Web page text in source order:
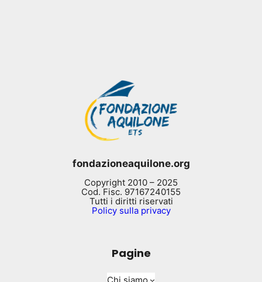
fondazioneaquilone.org
Copyright 2010 – 2025
Cod. Fisc. 97167240155
Tutti i diritti riservati
Policy sulla privacy
Pagine